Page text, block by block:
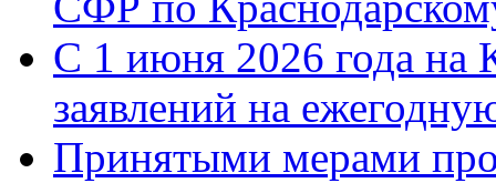
С 1 июня 2026 года на
заявлений на
Принятыми мерами